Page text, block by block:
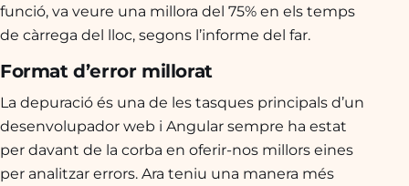
funció, va veure una millora del 75% en els temps
de càrrega del lloc, segons l’informe del far.
Format d’error millorat
La depuració és una de les tasques principals d’un
desenvolupador web i Angular sempre ha estat
per davant de la corba en oferir-nos millors eines
per analitzar errors. Ara teniu una manera més